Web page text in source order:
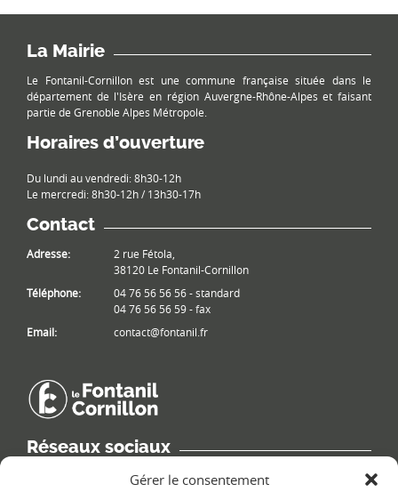
Gérer le consentement
La Mairie
Le Fontanil-Cornillon est une commune française située dans le
département de l'Isère en région Auvergne-Rhône-Alpes et faisant
partie de Grenoble Alpes Métropole.
Horaires d’ouverture
Du lundi au vendredi: 8h30-12h
Le mercredi: 8h30-12h / 13h30-17h
Contact
Adresse:
2 rue Fétola,
38120 Le Fontanil-Cornillon
Téléphone:
04 76 56 56 56 - standard
04 76 56 56 59 - fax
Email:
contact@fontanil.fr
Réseaux sociaux
Retrouvez les informations de la commune sur différents réseaux